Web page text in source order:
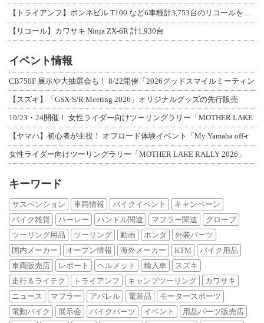
【トライアンフ】ボンネビル T100 など6車種計3,753台のリコールを発表
【リコール】カワサキ Ninja ZX-6R 計1,930台
イベント情報
CB750F 展示や大抽選会も！ 8/22開催「2026グッドスマイルミーティン
【スズキ】「GSX-S/R Meeting 2026」オリジナルグッズの先行販売
10/23・24開催！ 女性ライダー向けツーリングラリー「MOTHER LAKE
【ヤマハ】初心者が主役！ オフロード体験イベント「My Yamaha off-r
女性ライダー向けツーリングラリー「MOTHER LAKE RALLY 2026」
キーワード
サスペンション 車両情報 バイクイベント
キャンペーン
バイク雑貨
ハーレー ハンドル関連 マフラー関連
グローブ
ツーリング用品
ツーリング 動画 ホンダ
外装パーツ
国内メーカー
オープン情報 海外メーカー KTM
バイク用品
車両販売店
レポート ヘルメット 輸入車
スズキ
走行＆ライテク
トライアンフ キャンプツーリング
カワサキ
ニュース
マフラー アパレル 電装品
モータースポーツ
電動バイク
展示会 バイクパーツ イベント
用品パーツ販売店